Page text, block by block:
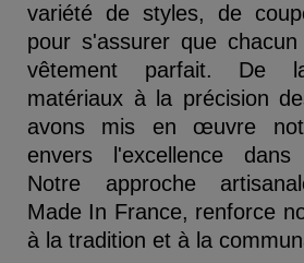
variété de styles, de
pour s'assurer que
vêtement parfait. De
matériaux à la précision
avons mis en œuvre
envers l'excellence
Notre approche
Made In France, renforce
à la tradition et à la